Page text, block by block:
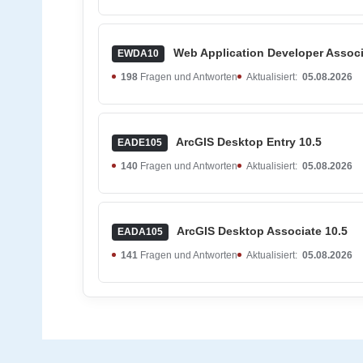
EWDA10 Web Application Developer
198 Fragen und Antworten Aktualisiert: 05.08.2026
EADE105 ArcGIS Desktop Entry 10.5
140 Fragen und Antworten Aktualisiert: 05.08.2026
EADA105 ArcGIS Desktop Associate 10.5
141 Fragen und Antworten Aktualisiert: 05.08.2026